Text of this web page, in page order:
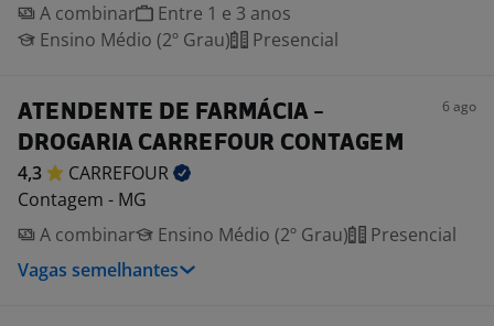
A combinar
Entre 1 e 3 anos
Ensino Médio (2º Grau)
Presencial
ATENDENTE DE FARMÁCIA -
DROGARIA CARREFOUR CONTAGEM
6 ago
4,3
CARREFOUR
Contagem - MG
A combinar
Ensino Médio (2º Grau)
Presencial
Vagas semelhantes